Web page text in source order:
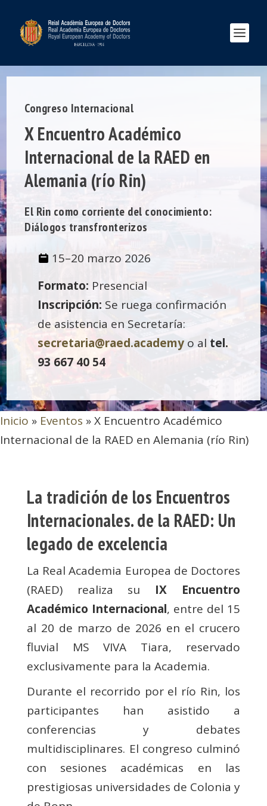
Congreso Internacional
X Encuentro Académico
Internacional de la RAED en
Alemania (río Rin)
El Rin como corriente del conocimiento:
Diálogos transfronterizos
15–20 marzo 2026
Formato: Presencial
Inscripción: Se ruega confirmación
de asistencia en Secretaría:
secretaria@raed.academyo al tel.
93 667 40 54
Inicio » Eventos »X Encuentro Académico
Internacional de la RAED en Alemania (río Rin)
La tradición de los Encuentros
Internacionales. de la RAED: Un
legado de excelencia
La Real Academia Europea de Doctores
(RAED) realiza su IX Encuentro
Académico Internacional, entre del 15
al 20 de marzo de 2026 en el crucero
fluvial MS VIVA Tiara, reservado
exclusivamente para la Academia.
Durante el recorrido por el río Rin, los
participantes han asistido a
conferencias y debates
multidisciplinares. El congreso culminó
con sesiones académicas en las
prestigiosas universidades de Colonia y